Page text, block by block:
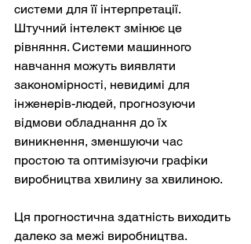
системи для її інтерпретації.
Штучний інтелект змінює це
рівняння. Системи машинного
навчання можуть виявляти
закономірності, невидимі для
інженерів-людей, прогнозуючи
відмови обладнання до їх
виникнення, зменшуючи час
простою та оптимізуючи графіки
виробництва хвилину за хвилиною.
Ця прогностична здатність виходить
далеко за межі виробництва.